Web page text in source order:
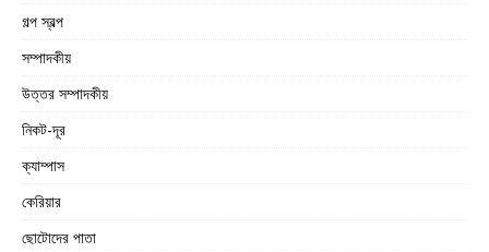
গল্প স্বল্প
সম্পাদকীয়
উত্তর সম্পাদকীয়
নিকট-দূর
ক্যাম্পাস
কেরিয়ার
ছোটোদের পাতা